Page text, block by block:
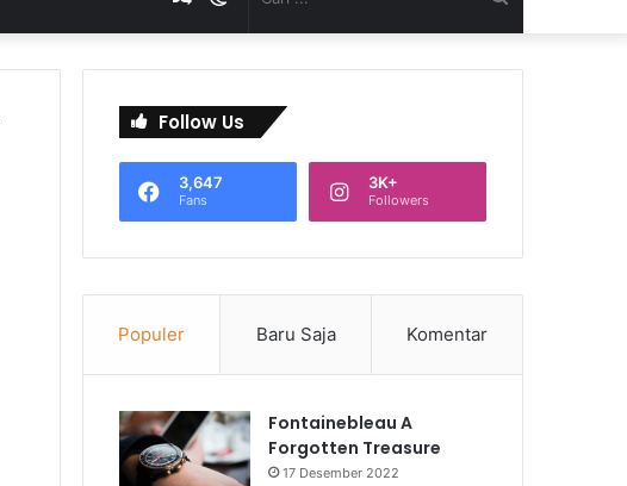
...
skin
Acak
Follow Us
3,647
Fans
3K+
Followers
Populer Baru Saja Komentar
Fontainebleau A
Forgotten Treasure
17 Desember 2022